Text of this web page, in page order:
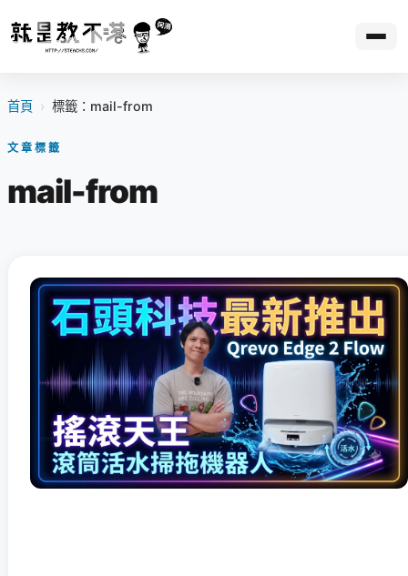
首頁 › 標籤：mail-from
文章標籤
mail-from